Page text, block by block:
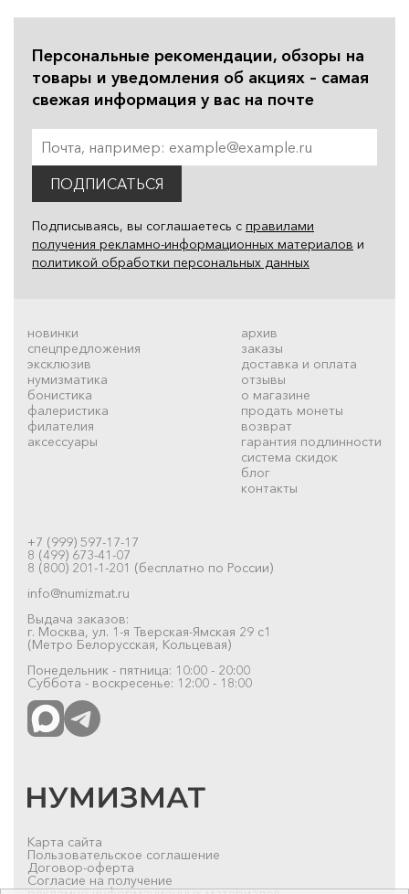
Персональные рекомендации, обзоры на
товары и уведомления об акциях – самая
свежая информация у вас на почте
ПОДПИСАТЬСЯ
Подписываясь, вы соглашаетесь с правилами
получения рекламно-информационных материалов и
политикой обработки персональных данных
новинки
спецпредложения
эксклюзив
нумизматика
бонистика
фалеристика
филателия
аксессуары
архив
заказы
доставка и оплата
отзывы
о магазине
продать монеты
возврат
гарантия подлинности
система скидок
блог
контакты
+7 (999) 597-17-17
8 (499) 673-41-07
8 (800) 201-1-201 (бесплатно по России)
info@numizmat.ru
Выдача заказов:
г. Москва, ул. 1-я Тверская-Ямская 29 с1
(Метро Белорусская, Кольцевая)
Понедельник - пятница: 10:00 - 20:00
Суббота - воскресенье: 12:00 - 18:00
Карта сайта
Пользовательское соглашение
Договор-оферта
Согласие на получение